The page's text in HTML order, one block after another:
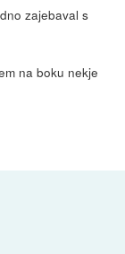
zajebaval s
na boku nekje